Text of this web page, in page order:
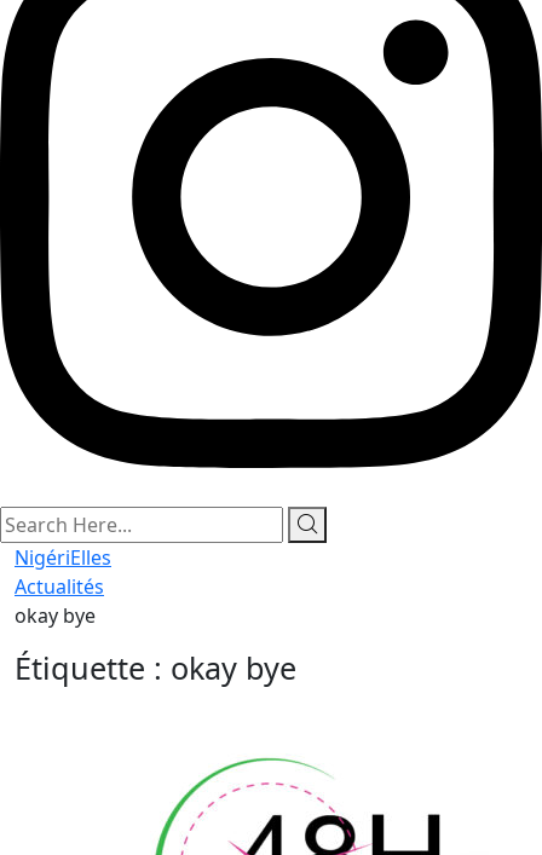
search
here
NigériElles
Actualités
okay bye
Étiquette : okay bye